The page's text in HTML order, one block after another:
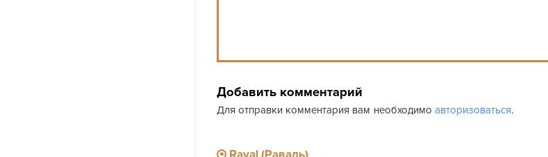
Добавить комментарий
Для отправки комментария вам необходимо авторизоваться.